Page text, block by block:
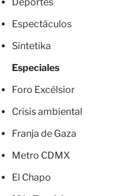
Espectáculos
Sintetika
Especiales
Foro Excélsior
Crisis ambiental
Franja de Gaza
Metro CDMX
El Chapo